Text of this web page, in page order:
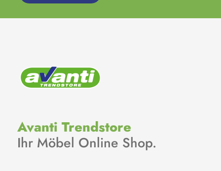
Avanti Trendstore
Ihr Möbel Online Shop.